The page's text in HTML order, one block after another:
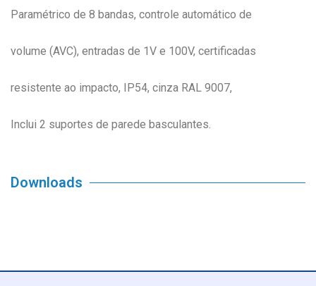
Paramétrico de 8 bandas, controle automático de
volume (AVC), entradas de 1V e 100V, certificadas
resistente ao impacto, IP54, cinza RAL 9007,
Inclui 2 suportes de parede basculantes.
Downloads